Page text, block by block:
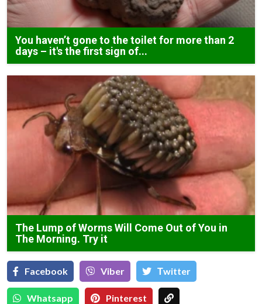
You haven’t gone to the toilet for more than 2
days – it's the first sign of...
The Lump of Worms Will Come Out of You in
The Morning. Try it
Facebook Viber Тwitter
Whatsapp Pinterest